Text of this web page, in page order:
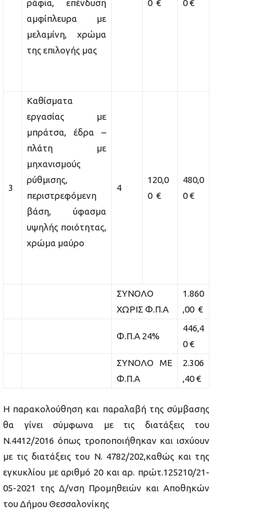
ράφια, επένδυση
αμφίπλευρα με
μελαμίνη, χρώμα
της επιλογής μας
0 €
0 €
3
Καθίσματα
εργασίας με
μπράτσα, έδρα –
πλάτη με
μηχανισμούς
ρύθμισης,
περιστρεφόμενη
βάση, ύφασμα
υψηλής ποιότητας,
χρώμα μαύρο
4
120,0
0 €
480,0
0 €
ΣΥΝΟΛΟ
ΧΩΡΙΣ Φ.Π.Α
1.860
,00 €
Φ.Π.Α 24%
446,4
0 €
ΣΥΝΟΛΟ ΜΕ
Φ.Π.Α
2.306
,40 €
Η παρακολούθηση και παραλαβή της σύμβασης
θα γίνει σύμφωνα με τις διατάξεις του
Ν.4412/2016 όπως τροποποιήθηκαν και ισχύουν
με τις διατάξεις του Ν. 4782/202,καθώς και της
εγκυκλίου με αριθμό 20 και αρ. πρώτ.125210/21-
05-2021 της Δ/νση Προμηθειών και Αποθηκών
του Δήμου Θεσσαλονίκης